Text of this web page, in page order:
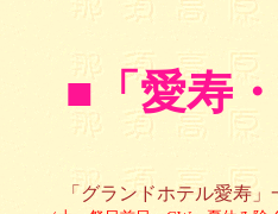
■ 「愛寿
「グランドホテル愛寿」